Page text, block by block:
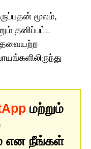
மூலம்,
தனிப்பட்ட
மற்றும்
என நீங்கள்